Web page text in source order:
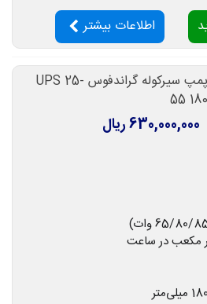
اطلاعات بیشتر
پمپ سیرکوله گراندفوس UPS 25-
55 180
630,000,000 ریال